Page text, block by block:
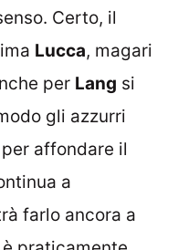
Certo, il
Lucca, magari
per Lang si
gli azzurri
affondare il
a
farlo ancora a